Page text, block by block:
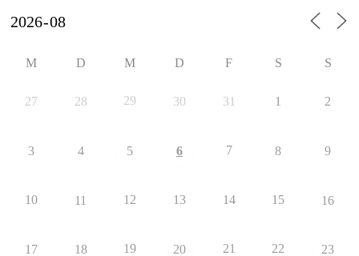
M D M D F S S
27 28 29 30 31 1 2
3 4 5 6 7 8 9
10 11 12 13 14 15 16
17 18 19 20 21 22 23